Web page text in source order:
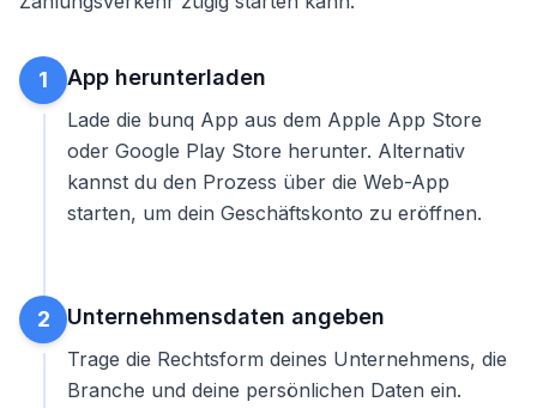
1 App herunterladen
Lade die bunq App aus dem Apple App Store
oder Google Play Store herunter. Alternativ
kannst du den Prozess über die Web-App
starten, um dein Geschäftskonto zu eröffnen.
2 Unternehmensdaten angeben
Trage die Rechtsform deines Unternehmens, die
Branche und deine persönlichen Daten ein.